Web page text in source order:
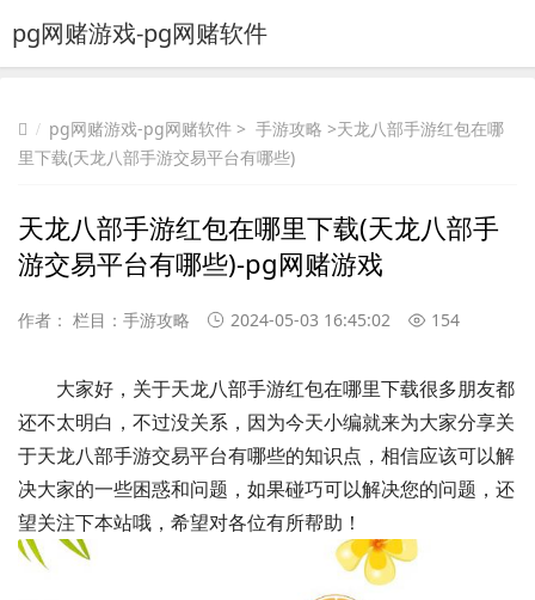
pg网赌游戏-pg网赌软件
pg网赌游戏-pg网赌软件 > 手游攻略 >天龙八部手游红包在哪
里下载(天龙八部手游交易平台有哪些)
天龙八部手游红包在哪里下载(天龙八部手
游交易平台有哪些)-pg网赌游戏
作者： 栏目： 手游攻略 2024-05-03 16:45:02 154
大家好，关于天龙八部手游红包在哪里下载很多朋友都
还不太明白，不过没关系，因为今天小编就来为大家分享关
于天龙八部手游交易平台有哪些的知识点，相信应该可以解
决大家的一些困惑和问题，如果碰巧可以解决您的问题，还
望关注下本站哦，希望对各位有所帮助！